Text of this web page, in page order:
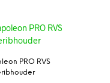
PRO RVS